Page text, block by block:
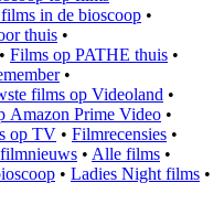
in de bioscoop •
thuis •
• Films op PATHE thuis •
•
films op Videoland •
Amazon Prime Video •
op TV • Filmrecensies •
• Alle films •
• Ladies Night films •